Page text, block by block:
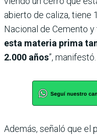
abierto de caliza, tiene
Nacional de Cemento y
esta materia prima
2.000 años”, manifestó.
Además, señaló que el